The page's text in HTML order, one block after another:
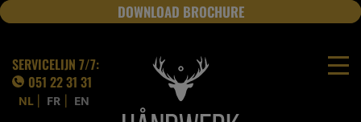
NL | FR | EN
JOBS
DOWNLOAD BROCHURE
SERVICELIJN 7/7:
051 22 31 31